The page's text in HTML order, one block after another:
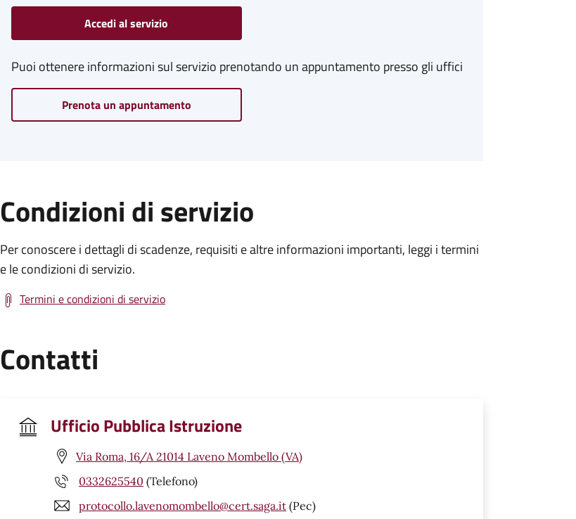
Accedi al servizio
Puoi ottenere informazioni sul servizio prenotando un appuntamento presso gli uffici
Prenota un appuntamento
Condizioni di servizio
Per conoscere i dettagli di scadenze, requisiti e altre informazioni importanti, leggi i termini
e le condizioni di servizio.
Termini e condizioni di servizio
Contatti
Ufficio Pubblica Istruzione
Via Roma, 16/A 21014 Laveno Mombello (VA)
0332625540 (Telefono)
protocollo.lavenomombello@cert.saga.it (Pec)